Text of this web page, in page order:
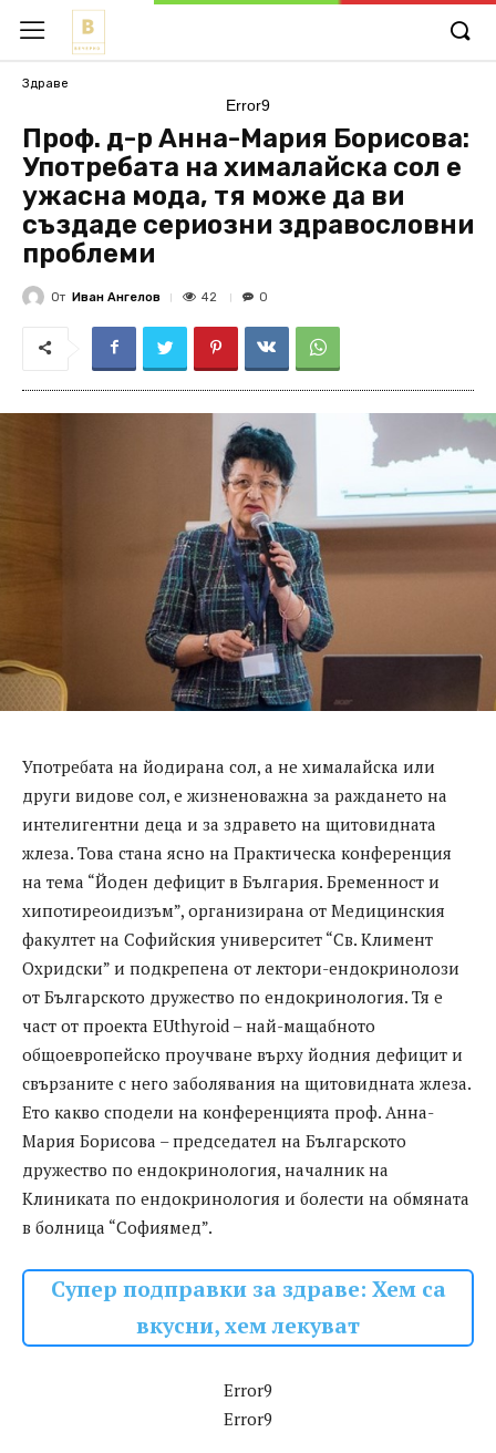
Здраве
Error9
Проф. д-р Анна-Мария Борисова:
Употребата на хималайска сол е
ужасна мода, тя може да ви
създаде сериозни здравословни
проблеми
От Иван Ангелов 42 0
Употребата на йодирана сол, а не хималайска или
други видове сол, е жизненоважна за раждането на
интелигентни деца и за здравето на щитовидната
жлеза. Това стана ясно на Практическа конференция
на тема “Йоден дефицит в България. Бременност и
хипотиреоидизъм”, организирана от Медицинския
факултет на Софийския университет “Св. Климент
Охридски” и подкрепена от лектори-ендокринолози
от Българското дружество по ендокринология. Тя е
част от проекта EUthyroid – най-мащабното
общоевропейско проучване върху йодния дефицит и
свързаните с него заболявания на щитовидната жлеза.
Ето какво сподели на конференцията проф. Анна-
Мария Борисова – председател на Българското
дружество по ендокринология, началник на
Клиниката по ендокринология и болести на обмяната
в болница “Софиямед”.
Супер подправки за здраве: Хем са
вкусни, хем лекуват
Error9
Error9